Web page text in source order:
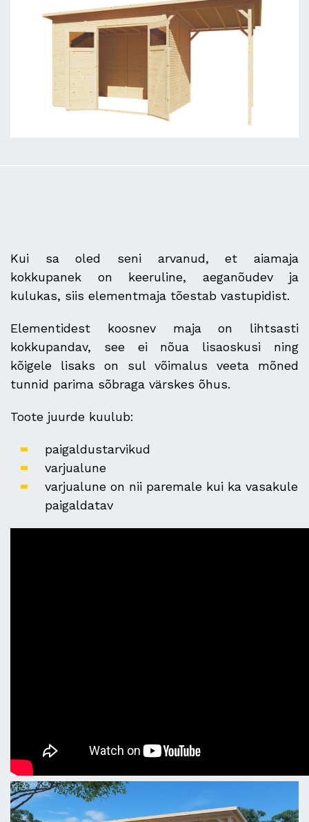
Kui sa oled seni arvanud, et aiamaja
kokkupanek on keeruline, aeganõudev ja
kulukas, siis elementmaja tõestab vastupidist.
Elementidest koosnev maja on lihtsasti
kokkupandav, see ei nõua lisaoskusi ning
kõigele lisaks on sul võimalus veeta mõned
tunnid parima sõbraga värskes õhus.
Toote juurde kuulub:
paigaldustarvikud
varjualune
varjualune on nii paremale kui ka vasakule
paigaldatav